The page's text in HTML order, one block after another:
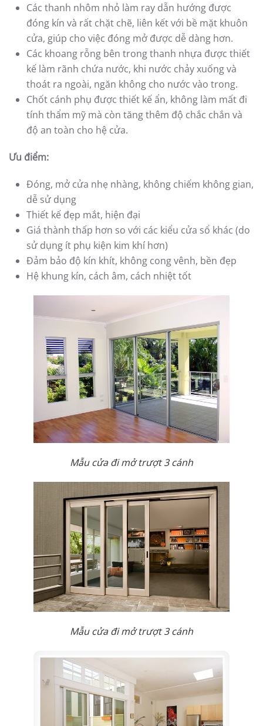
Các thanh nhôm nhỏ làm ray dẫn hướng được
đóng kín và rất chặt chẽ, liên kết với bề mặt khuôn
cửa, giúp cho việc đóng mở được dễ dàng hơn.
Các khoang rỗng bên trong thanh nhựa được thiết
kế làm rãnh chứa nước, khi nước chảy xuống và
thoát ra ngoài, ngăn không cho nước vào trong.
Chốt cánh phụ được thiết kế ẩn, không làm mất đi
tính thẩm mỹ mà còn tăng thêm độ chắc chắn và
độ an toàn cho hệ cửa.
Ưu điểm:
Đóng, mở cửa nhẹ nhàng, không chiếm không gian,
dễ sử dụng
Thiết kế đẹp mắt, hiện đại
Giá thành thấp hơn so với các kiểu cửa sổ khác (do
sử dụng ít phụ kiện kim khí hơn)
Đảm bảo độ kín khít, không cong vênh, bền đẹp
Hệ khung kín, cách âm, cách nhiệt tốt
Mẫu cửa đi mở trượt 3 cánh
Mẫu cửa đi mở trượt 3 cánh